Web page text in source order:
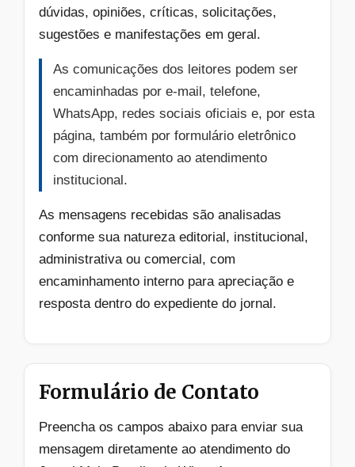
dúvidas, opiniões, críticas, solicitações,
sugestões e manifestações em geral.
As comunicações dos leitores podem ser
encaminhadas por e-mail, telefone,
WhatsApp, redes sociais oficiais e, por esta
página, também por formulário eletrônico
com direcionamento ao atendimento
institucional.
As mensagens recebidas são analisadas
conforme sua natureza editorial, institucional,
administrativa ou comercial, com
encaminhamento interno para apreciação e
resposta dentro do expediente do jornal.
Formulário de Contato
Preencha os campos abaixo para enviar sua
mensagem diretamente ao atendimento do